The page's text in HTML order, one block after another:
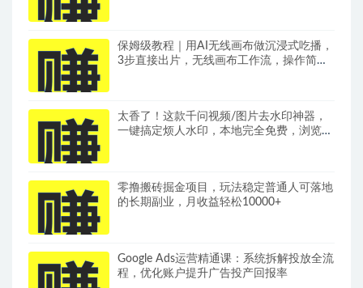
保姆级教程｜用AI无线画布做沉浸式吃播，
3步直接出片，无线画布工作流，操作简单
太香了！这款千问视频/图片去水印神器，
一键搞定烦人水印，本地完全免费，浏览器
零撸搬砖掘金项目，玩法稳定普通人可落地
的长期副业，月收益轻松10000+
Google Ads运营精通课：系统拆解投放全流
程，优化账户提升广告投产回报率